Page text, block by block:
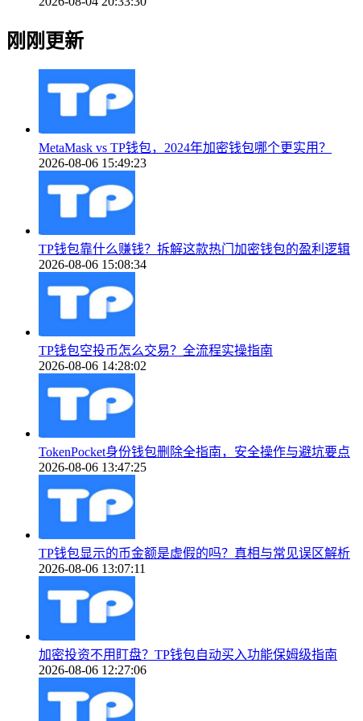
刚刚更新
MetaMask vs TP钱包，2024年加密钱包哪个更实用？
2026-08-06 15:49:23
TP钱包靠什么赚钱？拆解这款热门加密钱包的盈利逻辑
2026-08-06 15:08:34
TP钱包空投币怎么交易？全流程实操指南
2026-08-06 14:28:02
TokenPocket身份钱包删除全指南，安全操作与避坑要点
2026-08-06 13:47:25
TP钱包显示的币金额是虚假的吗？真相与常见误区解析
2026-08-06 13:07:11
加密投资不用盯盘？TP钱包自动买入功能保姆级指南
2026-08-06 12:27:06